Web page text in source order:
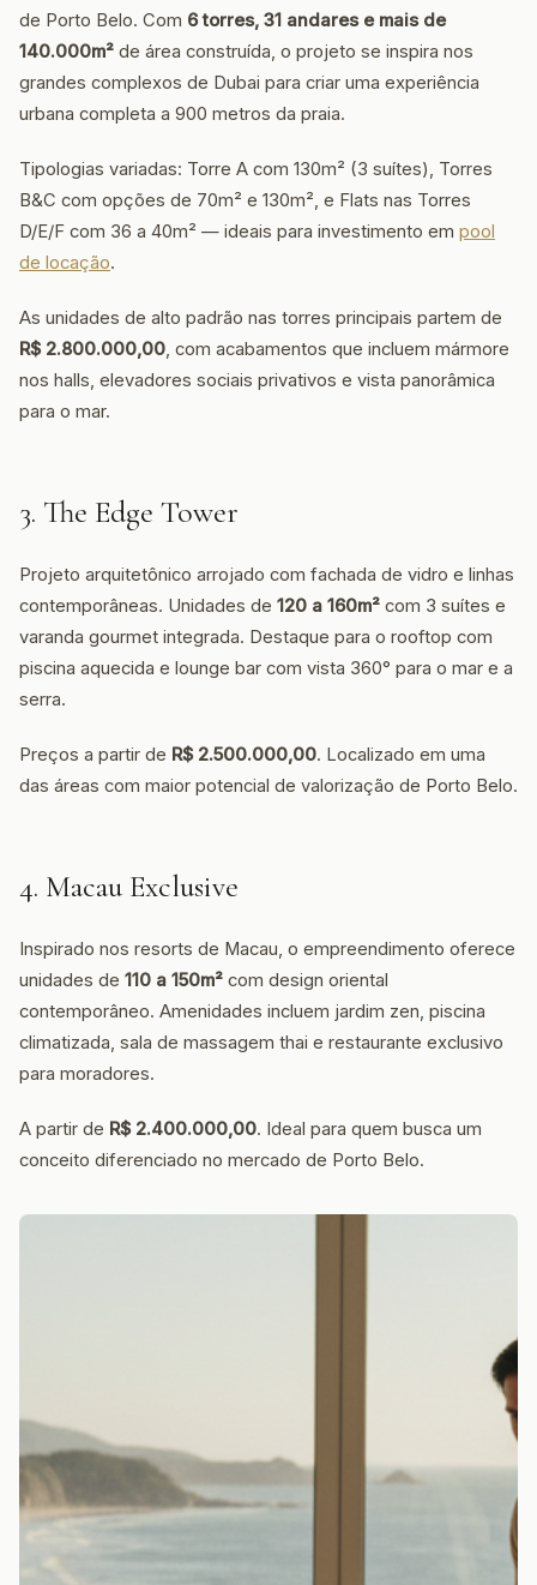
de Porto Belo. Com 6 torres, 31 andares e mais de
140.000m² de área construída, o projeto se inspira nos
grandes complexos de Dubai para criar uma experiência
urbana completa a 900 metros da praia.
Tipologias variadas: Torre A com 130m² (3 suítes), Torres
B&C com opções de 70m² e 130m², e Flats nas Torres
D/E/F com 36 a 40m² — ideais para investimento em pool
de locação.
As unidades de alto padrão nas torres principais partem de
R$ 2.800.000,00, com acabamentos que incluem mármore
nos halls, elevadores sociais privativos e vista panorâmica
para o mar.
3. The Edge Tower
Projeto arquitetônico arrojado com fachada de vidro e linhas
contemporâneas. Unidades de 120 a 160m² com 3 suítes e
varanda gourmet integrada. Destaque para o rooftop com
piscina aquecida e lounge bar com vista 360° para o mar e a
serra.
Preços a partir de R$ 2.500.000,00. Localizado em uma
das áreas com maior potencial de valorização de Porto Belo.
4. Macau Exclusive
Inspirado nos resorts de Macau, o empreendimento oferece
unidades de 110 a 150m² com design oriental
contemporâneo. Amenidades incluem jardim zen, piscina
climatizada, sala de massagem thai e restaurante exclusivo
para moradores.
A partir de R$ 2.400.000,00. Ideal para quem busca um
conceito diferenciado no mercado de Porto Belo.